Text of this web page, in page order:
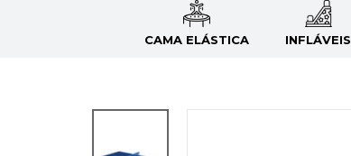
CAMA ELÁSTICA INFLÁVEIS